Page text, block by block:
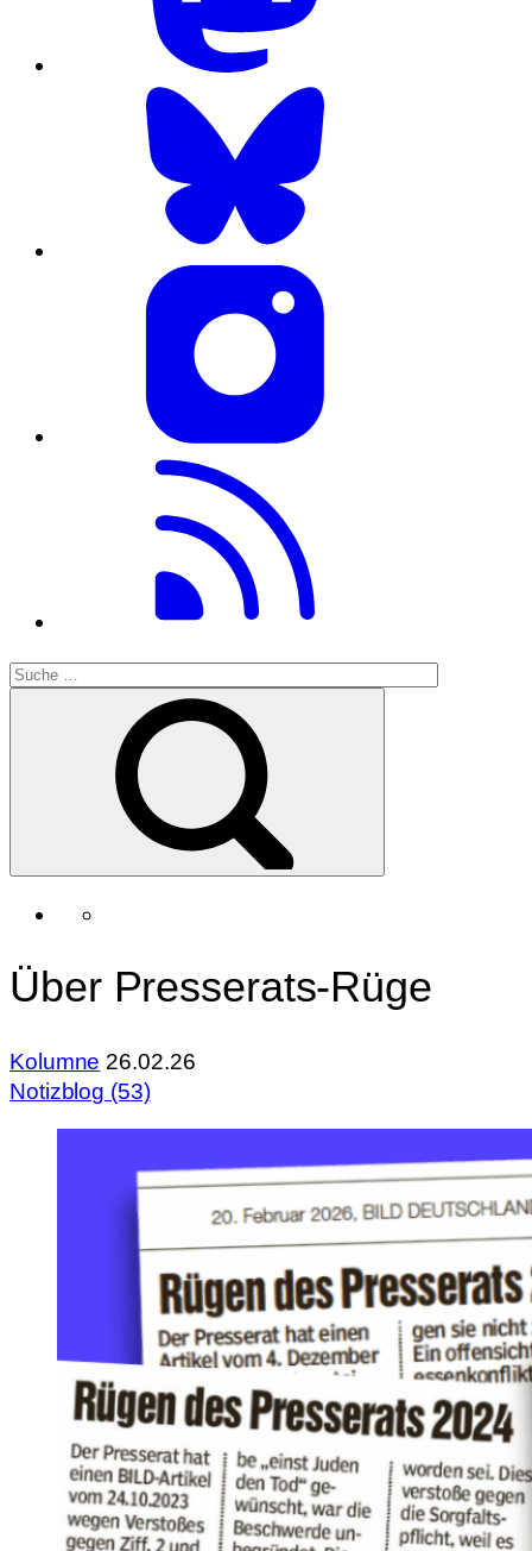
Über Presserats-Rüge
Kolumne 26.02.26
Notizblog (53)